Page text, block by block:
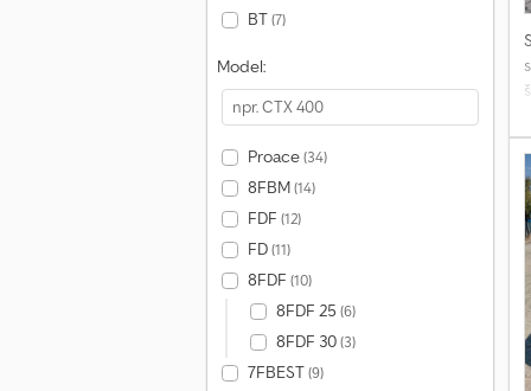
BT(7)
Model:
Proace(34)
8FBM(14)
FDF (12)
FD(11)
8FDF (10)
8FDF 25 (6)
8FDF 30(3)
7FBEST(9)